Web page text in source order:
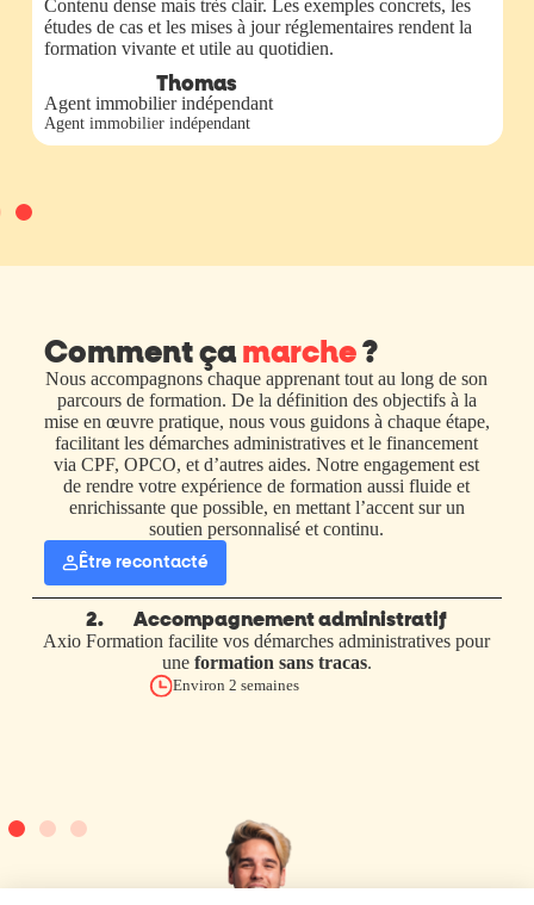
Contenu dense mais très clair. Les exemples concrets, les
études de cas et les mises à jour réglementaires rendent la
formation vivante et utile au quotidien.
Thomas
Agent immobilier indépendant
Agent immobilier indépendant
Comment ça marche?
Nous accompagnons chaque apprenant tout au long de son
parcours de formation. De la définition des objectifs à la
mise en œuvre pratique, nous vous guidons à chaque étape,
facilitant les démarches administratives et le financement
via CPF, OPCO, et d’autres aides. Notre engagement est
de rendre votre expérience de formation aussi fluide et
enrichissante que possible, en mettant l’accent sur un
soutien personnalisé et continu.
Être recontacté
2.
Accompagnement administratif
Axio Formation facilite vos démarches administratives pour
une formation sans tracas.
Environ 2 semaines